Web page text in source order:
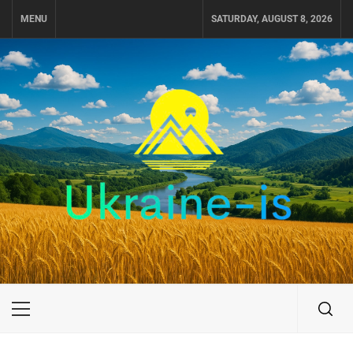
MENU SATURDAY, AUGUST 8, 2026
UKRAINE-IS
ПУТЕШЕСТВИЕ ПО УКРАИНЕ
Primary